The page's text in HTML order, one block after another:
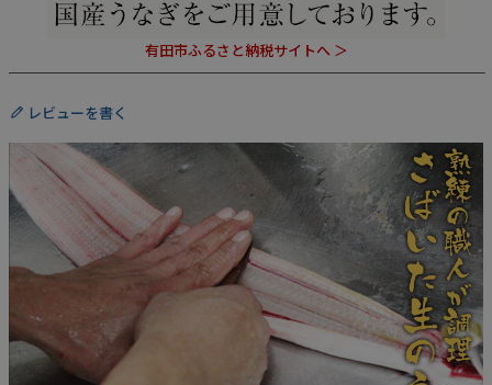
有田市ふるさと納税サイトへ ＞
レビューを書く